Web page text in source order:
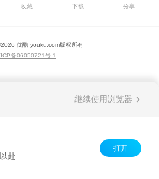
而他随身携带的四只宠物龟也开始发生了
收藏 下载 分享
2026 优酷 youku.com版权所有
备06050721号-1
继续使用浏览器
赴
打开